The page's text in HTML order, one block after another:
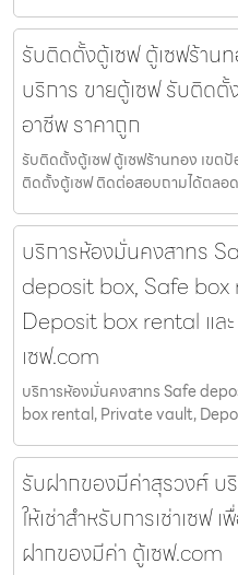
รับติดตั้งตู้เซฟ ตู้เซฟร้าน
บริการ ขายตู้เซฟ รับติด
อาชีพ ราคาถูก
รับติดตั้งตู้เซฟ ตู้เซฟร้านทอง เขต
ติดตั้งตู้เซฟ ติดต่อสอบถามได้ตลอ
บริการห้องมั่นคงสาทร
deposit box, Safe
Deposit box rental แล
เซฟ.com
บริการห้องมั่นคงสาทร Safe
box rental, Private vault,
รับฝากของมีค่าสุรวงศ์
ให้เช่าสำหรับการเช่าเซฟ
ฝากของมีค่า ตู้เซฟ.com